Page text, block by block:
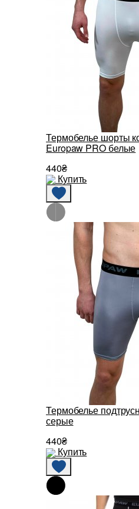
Термобелье шорты
Europaw PRO белые
440₴
Купить
Термобелье
серые
440₴
Купить